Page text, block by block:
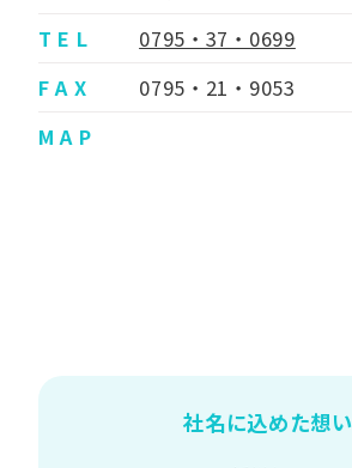
T E L
0795・37・0699
F A X
0795・21・9053
M A P
社名に込めた想い